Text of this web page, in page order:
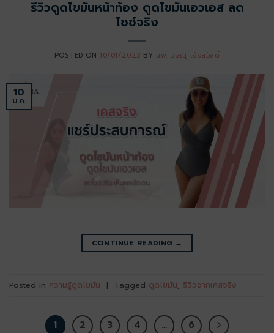
รีวิวดูดไขมันหน้าท้อง ดูดไขมันเอวเอส ลด
ไซซ์จริง
POSTED ON 10/01/2023 BY นพ. วิษณุ เฮ้งสวัสดิ์
10
ม.ค.
CONTINUE READING →
Posted in ความรู้ดูดไขมัน | Tagged ดูดไขมัน รีวิวจากเคสจริง
1 2 3 4 … 6